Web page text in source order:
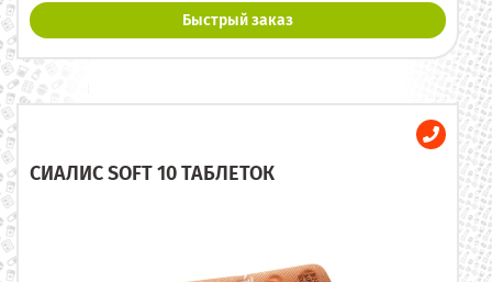
Быстрый заказ
СИАЛИС SOFT 10 ТАБЛЕТОК